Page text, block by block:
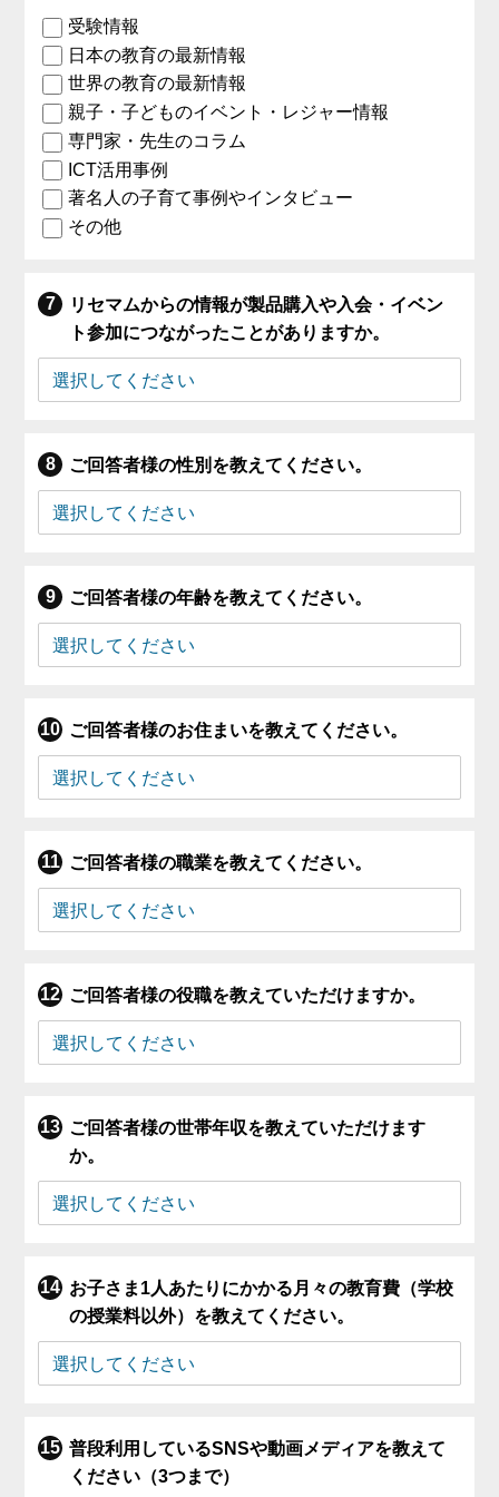
受験情報
日本の教育の最新情報
世界の教育の最新情報
親子・子どものイベント・レジャー情報
専門家・先生のコラム
ICT活用事例
著名人の子育て事例やインタビュー
その他
リセマムからの情報が製品購入や入会・イベン
ト参加につながったことがありますか。
ご回答者様の性別を教えてください。
ご回答者様の年齢を教えてください。
ご回答者様のお住まいを教えてください。
ご回答者様の職業を教えてください。
ご回答者様の役職を教えていただけますか。
ご回答者様の世帯年収を教えていただけます
か。
お子さま1人あたりにかかる月々の教育費（学校
の授業料以外）を教えてください。
普段利用しているSNSや動画メディアを教えて
ください（3つまで）